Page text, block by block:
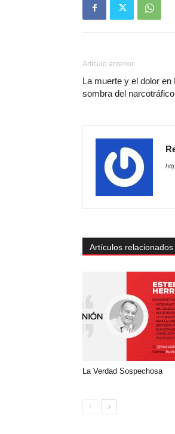
Artículo anterior
La muerte y el dolor
sombra del narcotráfico
Artículos relacionados
La Verdad Sospechosa